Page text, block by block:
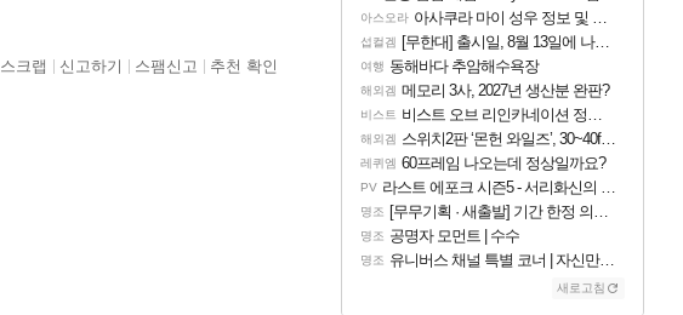
스크랩 신고하기 스팸신고 추천 확인
아스오라 아사쿠라 마이 성우 정보 및 주요 필모
섭컬겜 [무한대] 출시일, 8월 13일에 나오나
여행 동해바다 추암해수욕장
해외겜 메모리 3사, 2027년 생산분 완판?
비스트 비스트 오브 리인카네이션 정보/공략글 모음
해외겜 스위치2판 ‘몬헌 와일즈’, 30~40fps 목표 추정
레퀴엠 60프레임 나오는데 정상일까요?
PV 라스트 에포크 시즌5 - 서리화신의 분노 티저
명조 [무무기획 · 새출발] 기간 한정 의뢰 이벤트
명조 공명자 모먼트 | 수수
명조 유니버스 채널 특별 코너 | 자신만의 스타일
새로고침